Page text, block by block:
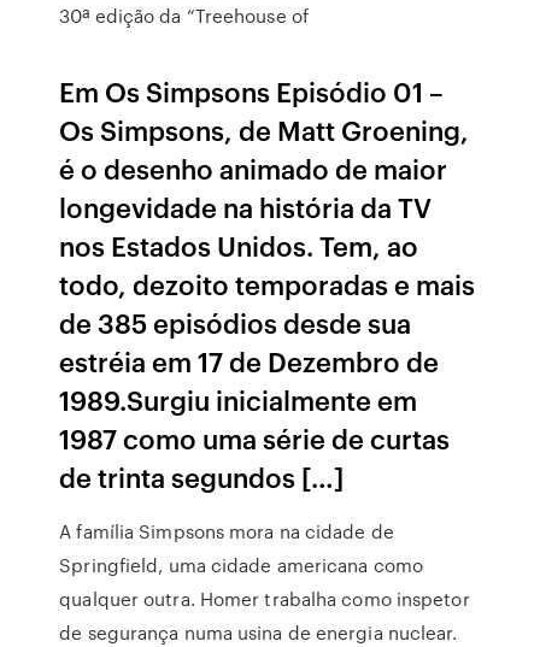
30ª edição da “Treehouse of
Em Os Simpsons Episódio 01 –
Os Simpsons, de Matt Groening,
é o desenho animado de maior
longevidade na história da TV
nos Estados Unidos. Tem, ao
todo, dezoito temporadas e mais
de 385 episódios desde sua
estréia em 17 de Dezembro de
1989.Surgiu inicialmente em
1987 como uma série de curtas
de trinta segundos […]
A família Simpsons mora na cidade de
Springfield, uma cidade americana como
qualquer outra. Homer trabalha como inspetor
de segurança numa usina de energia nuclear.